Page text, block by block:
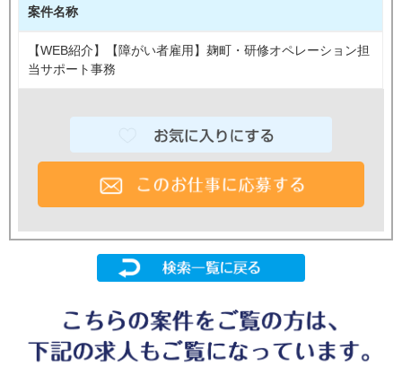
案件名称
【WEB紹介】【障がい者雇用】麹町・研修オペレーション担
当サポート事務